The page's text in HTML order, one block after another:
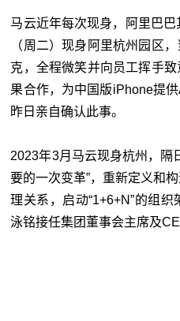
马云近年每次现身，阿里巴
（周二）现身阿里杭州园区
克，全程微笑并向员工挥手
果合作，为中国版iPhone提
昨日亲自确认此事。
2023年3月马云现身杭州，隔
要的一次变革”，重新定义和
理关系，启动“1+6+N”的组
泳铭接任集团董事会主席及